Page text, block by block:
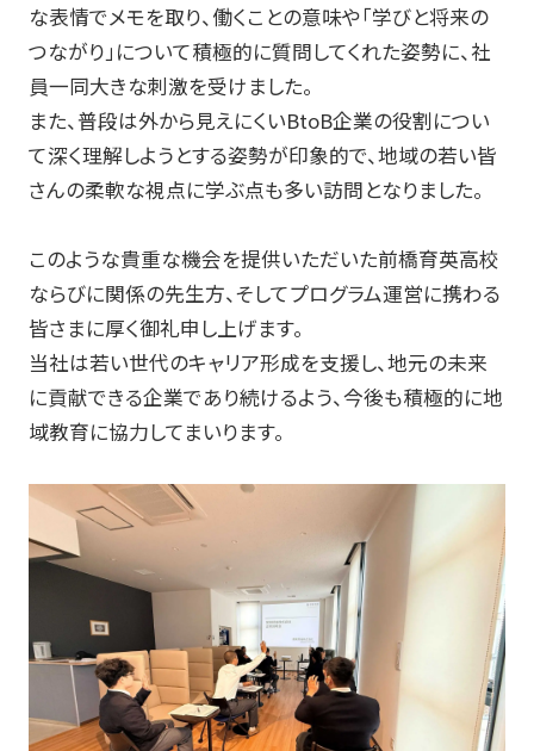
プライバシーポリシー
な表情でメモを取り、働くことの意味や「学びと将来の
つながり」について積極的に質問してくれた姿勢に、社
員一同大きな刺激を受けました。
また、普段は外から見えにくいBtoB企業の役割につい
て深く理解しようとする姿勢が印象的で、地域の若い皆
さんの柔軟な視点に学ぶ点も多い訪問となりました。
このような貴重な機会を提供いただいた前橋育英高校
ならびに関係の先生方、そしてプログラム運営に携わる
皆さまに厚く御礼申し上げます。
当社は若い世代のキャリア形成を支援し、地元の未来
に貢献できる企業であり続けるよう、今後も積極的に地
域教育に協力してまいります。